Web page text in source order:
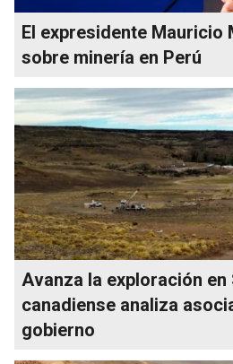
El expresidente Mauricio
sobre minería en Perú
Avanza la exploración en
canadiense analiza
gobierno